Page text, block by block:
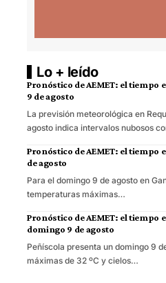
Lo + leído
Pronóstico de AEMET: el tiempo
9 de agosto
La previsión meteorológica en
agosto indica intervalos nubosos
Pronóstico de AEMET: el tiempo
de agosto
Para el domingo 9 de agosto en
temperaturas máximas…
Pronóstico de AEMET: el tiempo
domingo 9 de agosto
Peñíscola presenta un domingo 9
máximas de 32 ºC y cielos…